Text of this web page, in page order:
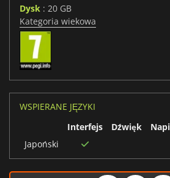
Dysk : 20 GB
Kategoria wiekowa
WSPIERANE JĘZYKI
Interfejs
Dźwięk
Japoński